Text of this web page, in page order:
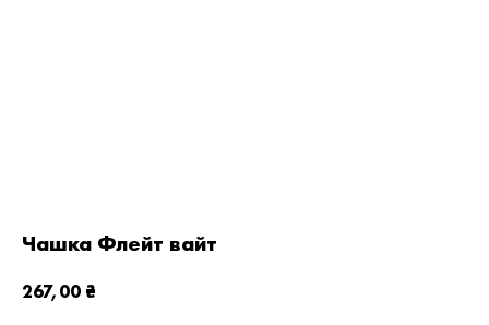
Чашка Флейт вайт
267,00 ₴